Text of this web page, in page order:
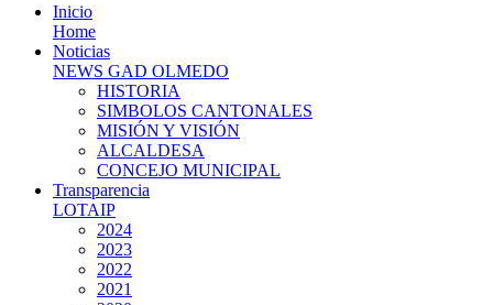
Inicio
Home
Noticias
NEWS GAD OLMEDO
HISTORIA
SIMBOLOS CANTONALES
MISIÓN Y VISIÓN
ALCALDESA
CONCEJO MUNICIPAL
Transparencia
LOTAIP
2024
2023
2022
2021